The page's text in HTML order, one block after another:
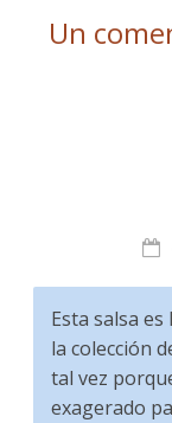
Un
Esta salsa
la colección
tal vez
exagerado